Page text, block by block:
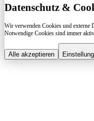
Datenschutz &
Wir verwenden Cookies und externe
Notwendige Cookies sind immer
Alle akzeptieren